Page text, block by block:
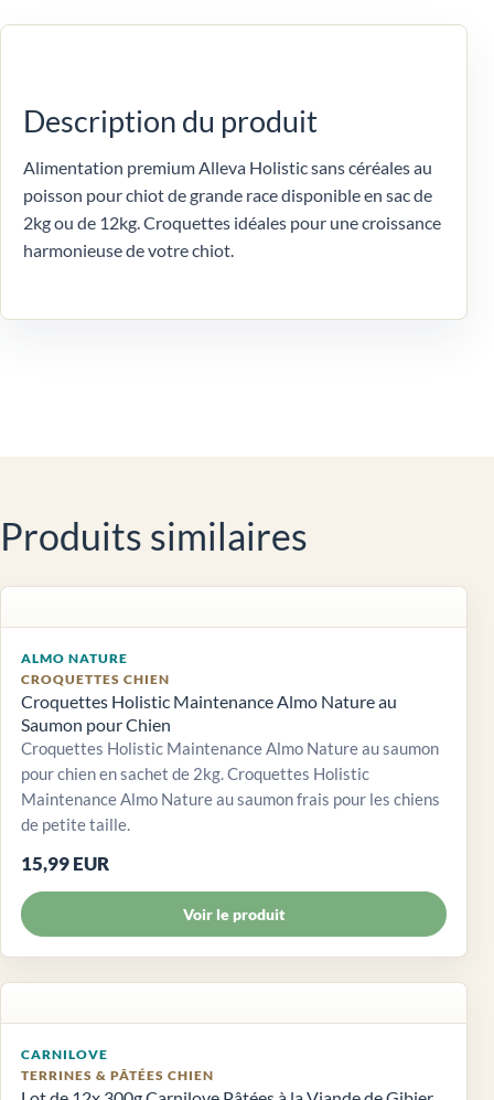
Description du produit
Alimentation premium Alleva Holistic sans céréales au
poisson pour chiot de grande race disponible en sac de
2kg ou de 12kg. Croquettes idéales pour une croissance
harmonieuse de votre chiot.
Produits similaires
ALMO NATURE
CROQUETTES CHIEN
Croquettes Holistic Maintenance Almo Nature au
Saumon pour Chien
Croquettes Holistic Maintenance Almo Nature au saumon
pour chien en sachet de 2kg. Croquettes Holistic
Maintenance Almo Nature au saumon frais pour les chiens
de petite taille.
15,99 EUR
Voir le produit
CARNILOVE
TERRINES & PÂTÉES CHIEN